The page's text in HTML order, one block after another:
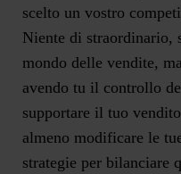
scelto un vostro
Niente di straordinario,
mondo delle vendite,
avendo tu il controllo
supportare il tuo
almeno modificare le
strategie per bilanciare